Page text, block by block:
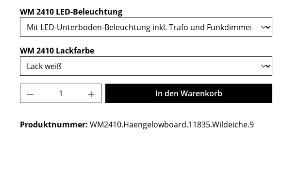
WM 2410 LED-Beleuchtungauswählen
WM 2410 Lackfarbeauswählen
Produkt Anzahl: Gib den gewünschten Wert
In den Warenkorb
Produktnummer: WM2410.Haengelowboard.11835.Wildeiche.9